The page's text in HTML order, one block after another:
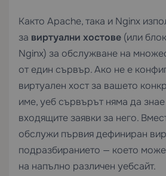
Както Apache, така и Nginx
за виртуални хостове (или
Nginx) за обслужване на
от един сървър. Ако не е
виртуален хост за вашето
име, уеб сървърът няма да
входящите заявки за него.
обслужи първия дефиниран
подразбиранието — което
на напълно различен уебсайт.